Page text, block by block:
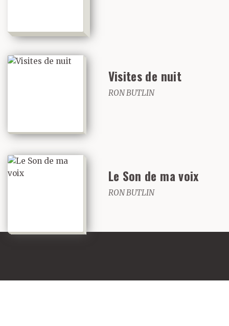
Visites de nuit
RON BUTLIN
Le Son de ma voix
RON BUTLIN